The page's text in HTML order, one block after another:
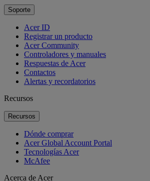
Soporte
Acer ID
Registrar un producto
Acer Community
Controladores y manuales
Respuestas de Acer
Contactos
Alertas y recordatorios
Recursos
Recursos
Dónde comprar
Acer Global Account Portal
Tecnologías Acer
McAfee
Acerca de Acer